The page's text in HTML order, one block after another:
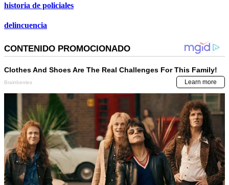
historia de policiales
delincuencia